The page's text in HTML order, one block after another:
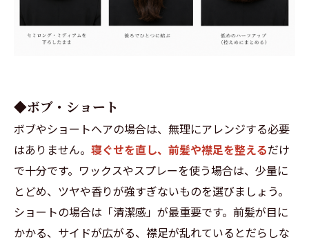
◆ボブ・ショート
ボブやショートヘアの場合は、無理にアレンジする必要
はありません。 寝ぐせを直し、前髪や襟足を整えるだけ
で十分です。ワックスやスプレーを使う場合は、少量に
とどめ、ツヤや香りが強すぎないものを選びましょう。
ショートの場合は「清潔感」が最重要です。前髪が目に
かかる、サイドが広がる、襟足が乱れているとだらしな